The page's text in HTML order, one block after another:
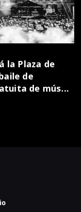
la Plaza de
de
de mús...